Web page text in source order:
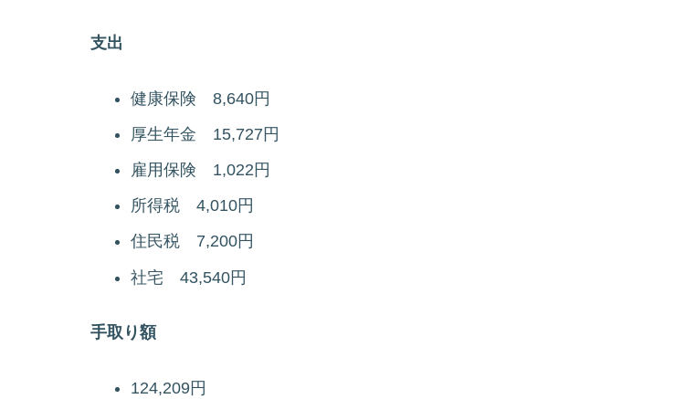
支出
健康保険 8,640円
厚生年金 15,727円
雇用保険 1,022円
所得税 4,010円
住民税 7,200円
社宅 43,540円
手取り額
124,209円